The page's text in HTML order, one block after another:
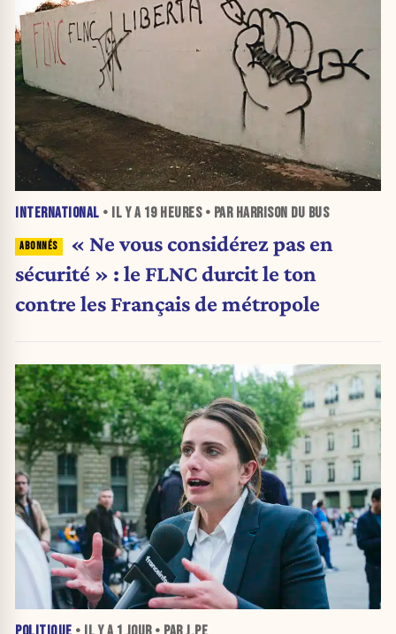
INTERNATIONAL • IL Y A 19 HEURES• PAR HARRISON DU BUS
« Ne vous considérez pas en
sécurité » : le FLNC durcit le ton
contre les Français de métropole